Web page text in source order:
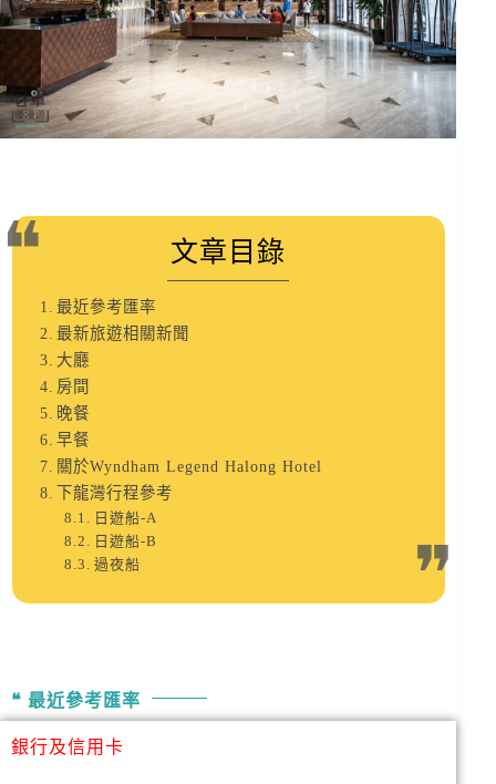
文章目錄
最近參考匯率
最新旅遊相關新聞
大廳
房間
晚餐
早餐
關於Wyndham Legend Halong Hotel
下龍灣行程參考
日遊船-A
日遊船-B
過夜船
最近參考匯率
銀行及信用卡